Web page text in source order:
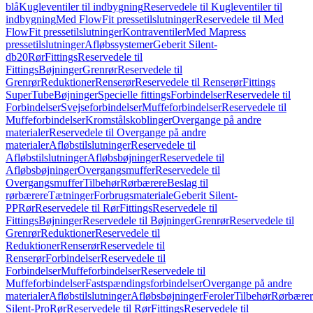
blåKugleventiler til indbygningReservedele til Kugleventiler til
indbygningMed FlowFit pressetilslutningerReservedele til Med
FlowFit pressetilslutningerKontraventilerMed Mapress
pressetilslutningerAfløbssystemerGeberit Silent-
db20RørFittingsReservedele til
FittingsBøjningerGrenrørReservedele til
GrenrørReduktionerRenserørReservedele til RenserørFittings
SuperTubeBøjningerSpecielle fittingsForbindelserReservedele til
ForbindelserSvejseforbindelserMuffeforbindelserReservedele til
MuffeforbindelserKromstålskoblingerOvergange på andre
materialerReservedele til Overgange på andre
materialerAfløbstilslutningerReservedele til
AfløbstilslutningerAfløbsbøjningerReservedele til
AfløbsbøjningerOvergangsmufferReservedele til
OvergangsmufferTilbehørRørbærereBeslag til
rørbærereTætningerForbrugsmaterialeGeberit Silent-
PPRørReservedele til RørFittingsReservedele til
FittingsBøjningerReservedele til BøjningerGrenrørReservedele til
GrenrørReduktionerReservedele til
ReduktionerRenserørReservedele til
RenserørForbindelserReservedele til
ForbindelserMuffeforbindelserReservedele til
MuffeforbindelserFastspændingsforbindelserOvergange på andre
materialerAfløbstilslutningerAfløbsbøjningerFerolerTilbehør
Silent-ProRørReservedele til RørFittingsReservedele til